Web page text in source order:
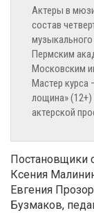
Актеры в
состав
Пермским
Московским
Мастер
лощина»
актерской
Постановщики
Ксения
Евгения
Бузмаков,